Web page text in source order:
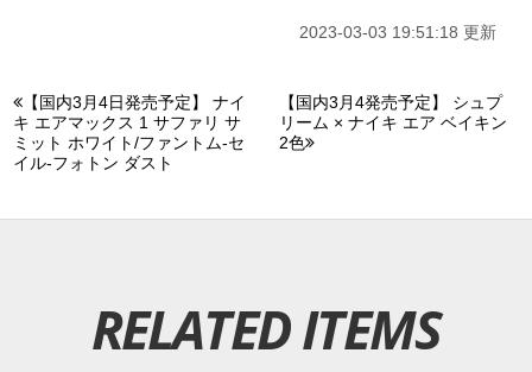
2023-03-03 19:51:18 更新
【国内3月4日発売予定】 ナイ
キ エアマックス 1 サファリ サ
ミット ホワイト/ファントム-セ
イル-フォトン ダスト
【国内3月4発売予定】 シュプ
リーム × ナイキ エア ベイキン
2色
RELATED ITEMS